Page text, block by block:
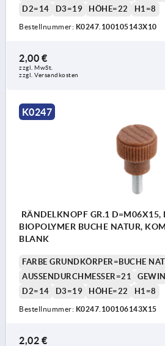
D2=14
D3=19 HÖHE=22 H1=8
Bestellnummer: K0247.100105143X10
2,00 €
zzgl. MwSt.
zzgl. Versandkosten
K0247
RÄNDELKNOPF GR.1 D=M06X15,
BIOPOLYMER BUCHE NATUR,
BLANK
FARBE GRUNDKÖRPER=BUCHE
AUSSENDURCHMESSER=21
D2=14
D3=19 HÖHE=22 H1=8
Bestellnummer: K0247.100106143X15
2,02 €